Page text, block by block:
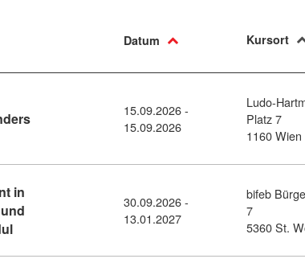
Datum Kursort
Kursdetail: Rundgang im Garten des Miteinanders
15.09.2026 -
15.09.2026
Ludo-
Platz 7
1160 Wien
in
Kursdetail: Diplomlehrgang Case Management in
30.09.2026 -
13.01.2027
bifeb
7
5360 St.